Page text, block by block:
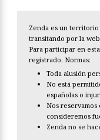
Zenda es un territorio
transitando por la
Para participar en
registrado. Normas:
Toda alusión
No está
españolas o
Nos
consideremos
Zenda no se